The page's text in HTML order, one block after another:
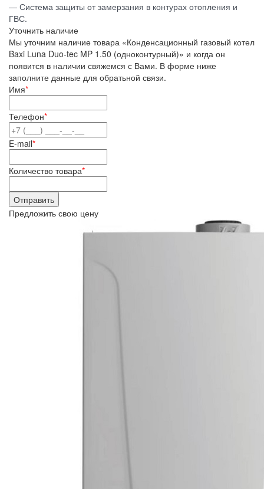
— Система защиты от замерзания в контурах отопления и
ГВС.
Уточнить наличие
Мы уточним наличие товара «Конденсационный газовый котел
Baxi Luna Duo-tec MP 1.50 (одноконтурный)» и когда он
появится в наличии свяжемся с Вами. В форме ниже
заполните данные для обратьной связи.
Имя*
Телефон*
E-mail*
Количество товара*
Предложить свою цену